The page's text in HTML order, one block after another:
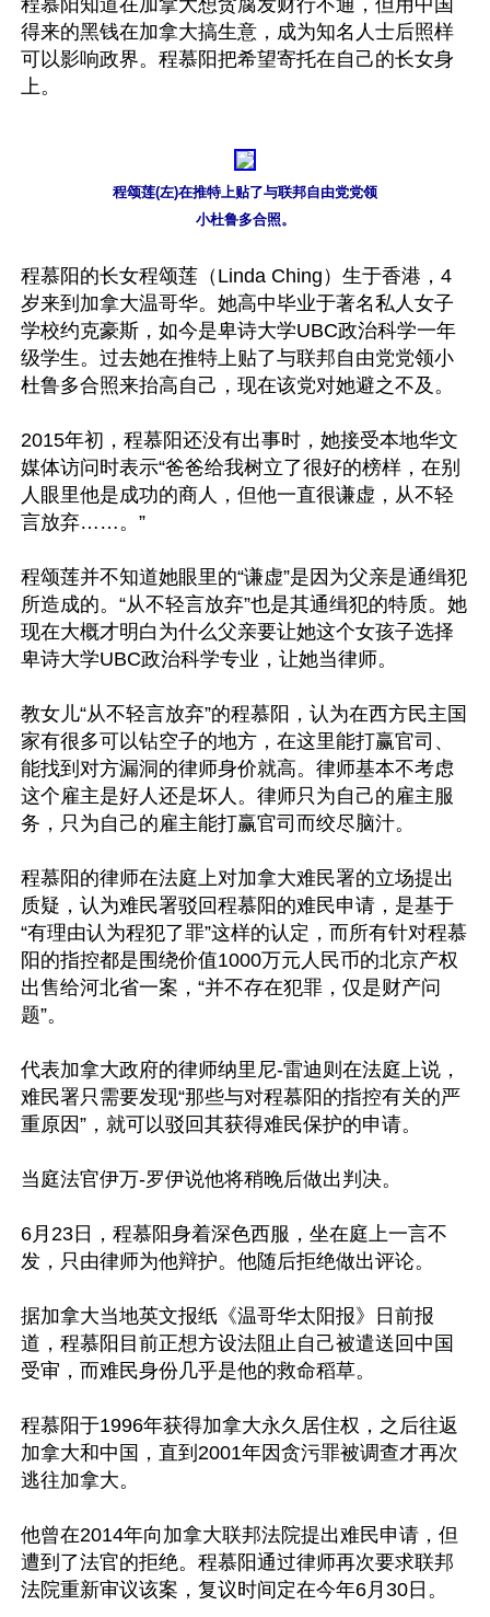
程慕阳知道在加拿大想贪腐发财行不通，但用中国
得来的黑钱在加拿大搞生意，成为知名人士后照样
可以影响政界。程慕阳把希望寄托在自己的长女身
上。
程颂莲(左)在推特上贴了与联邦自由党党领
小杜鲁多合照。
程慕阳的长女程颂莲（Linda Ching）生于香港，4
岁来到加拿大温哥华。她高中毕业于著名私人女子
学校约克豪斯，如今是卑诗大学UBC政治科学一年
级学生。过去她在推特上贴了与联邦自由党党领小
杜鲁多合照来抬高自己，现在该党对她避之不及。
2015年初，程慕阳还没有出事时，她接受本地华文
媒体访问时表示“爸爸给我树立了很好的榜样，在别
人眼里他是成功的商人，但他一直很谦虚，从不轻
言放弃……。”
程颂莲并不知道她眼里的“谦虚”是因为父亲是通缉犯
所造成的。“从不轻言放弃”也是其通缉犯的特质。她
现在大概才明白为什么父亲要让她这个女孩子选择
卑诗大学UBC政治科学专业，让她当律师。
教女儿“从不轻言放弃”的程慕阳，认为在西方民主国
家有很多可以钻空子的地方，在这里能打赢官司、
能找到对方漏洞的律师身价就高。律师基本不考虑
这个雇主是好人还是坏人。律师只为自己的雇主服
务，只为自己的雇主能打赢官司而绞尽脑汁。
程慕阳的律师在法庭上对加拿大难民署的立场提出
质疑，认为难民署驳回程慕阳的难民申请，是基于
“有理由认为程犯了罪”这样的认定，而所有针对程慕
阳的指控都是围绕价值1000万元人民币的北京产权
出售给河北省一案，“并不存在犯罪，仅是财产问
题”。
代表加拿大政府的律师纳里尼-雷迪则在法庭上说，
难民署只需要发现“那些与对程慕阳的指控有关的严
重原因”，就可以驳回其获得难民保护的申请。
当庭法官伊万-罗伊说他将稍晚后做出判决。
6月23日，程慕阳身着深色西服，坐在庭上一言不
发，只由律师为他辩护。他随后拒绝做出评论。
据加拿大当地英文报纸《温哥华太阳报》日前报
道，程慕阳目前正想方设法阻止自己被遣送回中国
受审，而难民身份几乎是他的救命稻草。
程慕阳于1996年获得加拿大永久居住权，之后往返
加拿大和中国，直到2001年因贪污罪被调查才再次
逃往加拿大。
他曾在2014年向加拿大联邦法院提出难民申请，但
遭到了法官的拒绝。程慕阳通过律师再次要求联邦
法院重新审议该案，复议时间定在今年6月30日。